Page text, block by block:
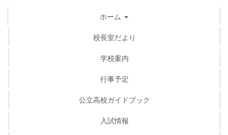
ホーム
校長室だより
学校案内
行事予定
公立高校ガイドブック
入試情報